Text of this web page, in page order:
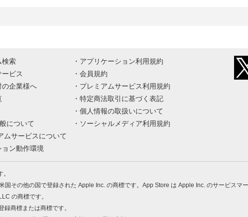
検索
ビス
の企業様へ
について
ムサービスについて
ン動作環境
アプリケーション利用規約
会員規約
プレミアムサービス利用規約
特定商法取引に基づく表記
個人情報の取扱いについて
ソーシャルメディア利用規約
その他の国で登録された Apple Inc. の商標です。App Store は Apple Inc. のサービスマー
の商標です。
商標または商標です。